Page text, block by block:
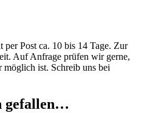
Post ca. 10 bis 14 Tage. Zur
Auf Anfrage prüfen wir gerne,
möglich ist. Schreib uns bei
gefallen…